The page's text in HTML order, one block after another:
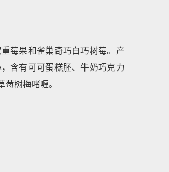
莓果和雀巢奇巧白巧树莓。产
含有可可蛋糕胚、牛奶巧克力
树梅啫喱。